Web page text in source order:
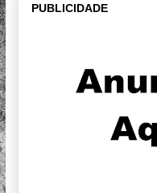
PUBLICIDADE